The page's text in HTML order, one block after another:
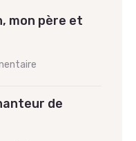
mon père et
de